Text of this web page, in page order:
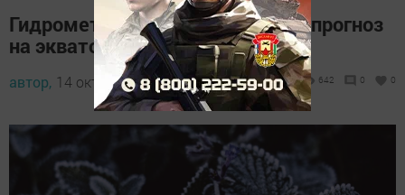
Гидрометцентр Татарстана дал прогноз
на экватор осени
автор, 14 октября 2024 - 10:00 642 0 0